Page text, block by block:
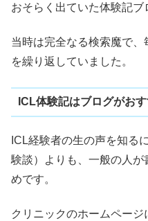
おそらく出ていた体験記ブ
当時は完全なる検索魔で、
を繰り返していました。
ICL体験記はブログがおす
ICL経験者の生の声を知る
験談）よりも、一般の人
めです。
クリニックのホームペー